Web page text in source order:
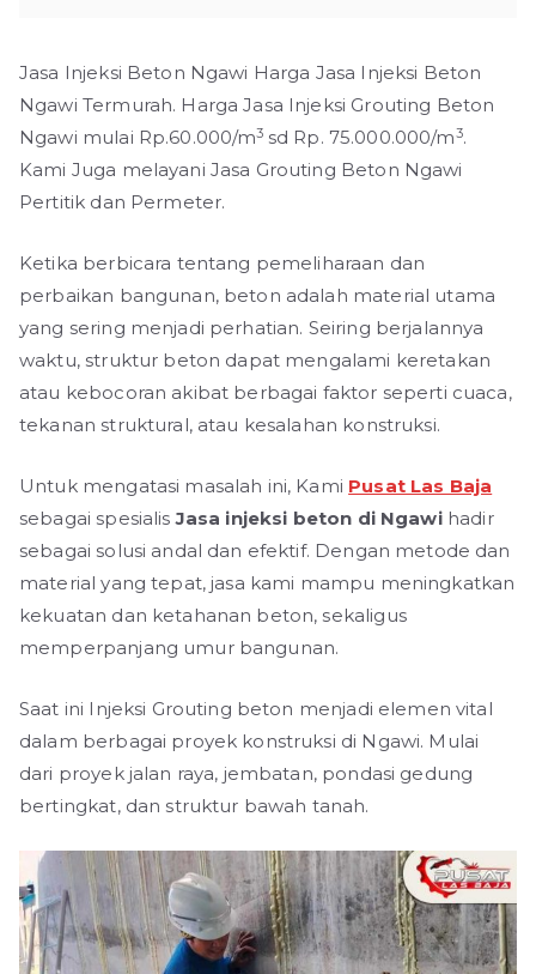
Jasa Injeksi Beton Ngawi Harga Jasa Injeksi Beton
Ngawi Termurah. Harga Jasa Injeksi Grouting Beton
Ngawi mulai Rp.60.000/m3 sd Rp. 75.000.000/m3.
Kami Juga melayani Jasa Grouting Beton Ngawi
Pertitik dan Permeter.
Ketika berbicara tentang pemeliharaan dan
perbaikan bangunan, beton adalah material utama
yang sering menjadi perhatian. Seiring berjalannya
waktu, struktur beton dapat mengalami keretakan
atau kebocoran akibat berbagai faktor seperti cuaca,
tekanan struktural, atau kesalahan konstruksi.
Untuk mengatasi masalah ini, Kami Pusat Las Baja
sebagai spesialisJasa injeksi beton di Ngawihadir
sebagai solusi andal dan efektif. Dengan metode dan
material yang tepat, jasa kami mampu meningkatkan
kekuatan dan ketahanan beton, sekaligus
memperpanjang umur bangunan.
Saat ini Injeksi Grouting beton menjadi elemen vital
dalam berbagai proyek konstruksi di Ngawi. Mulai
dari proyek jalan raya, jembatan, pondasi gedung
bertingkat, dan struktur bawah tanah.